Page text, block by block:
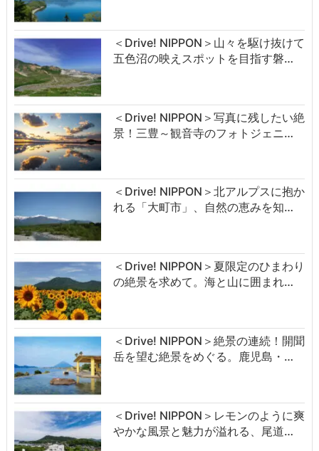
＜Drive! NIPPON＞山々を駆け抜けて
五色沼の映えスポットを目指す磐…
＜Drive! NIPPON＞写真に残したい絶
景！三豊～観音寺のフォトジェニ…
＜Drive! NIPPON＞北アルプスに抱か
れる「大町市」、自然の恵みを知…
＜Drive! NIPPON＞夏限定のひまわり
の絶景を求めて。海と山に囲まれ…
＜Drive! NIPPON＞絶景の連続！開聞
岳を望む絶景をめぐる。鹿児島・…
＜Drive! NIPPON＞レモンのように爽
やかな風景と魅力が溢れる、尾道…